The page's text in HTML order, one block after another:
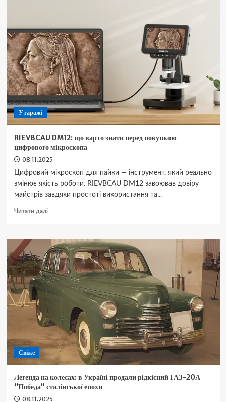
ваш
особистий
“ментальний
щит”
на
дорозі
У гаражі
RIEVBCAU DM12: що варто знати перед покупкою
цифрового мікроскопа
08.11.2025
Цифровий мікроскоп для пайки — інструмент, який реально
змінює якість роботи. RIEVBCAU DM12 завоював довіру
майстрів завдяки простоті використання та...
Читати даліДокладніше
DM12:
що
варто
знати
перед
покупкою
цифрового
Свіже
Легенда на колесах: в Україні продали рідкісний ГАЗ-20А
“Победа” сталінської епохи
08.11.2025